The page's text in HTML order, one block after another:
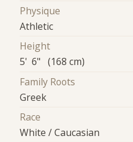
Physique
Athletic
Height
5' 6" (168 cm)
Family Roots
Greek
Race
White / Caucasian